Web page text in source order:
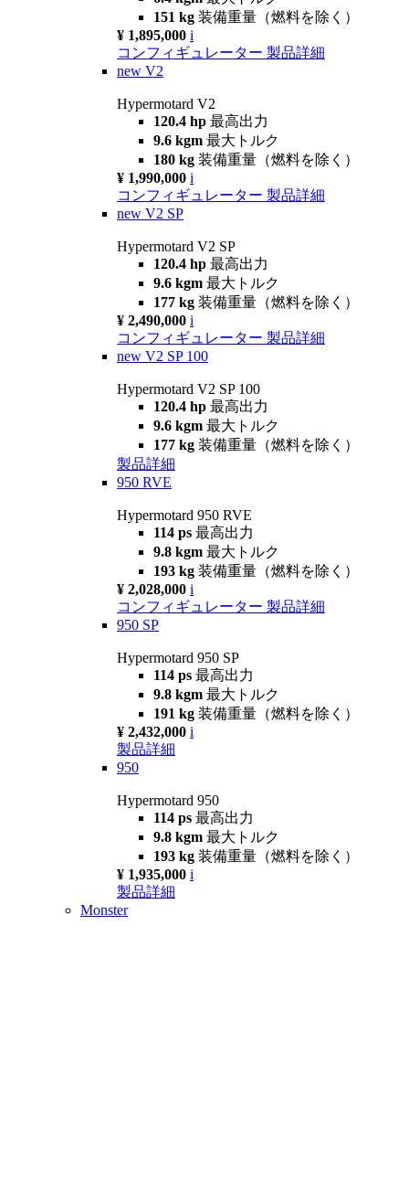
151 kg 装備重量（燃料を除く）
¥ 1,895,000 i
コンフィギュレーター 製品詳細
new V2
Hypermotard V2
120.4 hp 最高出力
9.6 kgm 最大トルク
180 kg 装備重量（燃料を除く）
¥ 1,990,000 i
コンフィギュレーター 製品詳細
new V2 SP
Hypermotard V2 SP
120.4 hp 最高出力
9.6 kgm 最大トルク
177 kg 装備重量（燃料を除く）
¥ 2,490,000 i
コンフィギュレーター 製品詳細
new V2 SP 100
Hypermotard V2 SP 100
120.4 hp 最高出力
9.6 kgm 最大トルク
177 kg 装備重量（燃料を除く）
製品詳細
950 RVE
Hypermotard 950 RVE
114 ps 最高出力
9.8 kgm 最大トルク
193 kg 装備重量（燃料を除く）
¥ 2,028,000 i
コンフィギュレーター 製品詳細
950 SP
Hypermotard 950 SP
114 ps 最高出力
9.8 kgm 最大トルク
191 kg 装備重量（燃料を除く）
¥ 2,432,000 i
製品詳細
950
Hypermotard 950
114 ps 最高出力
9.8 kgm 最大トルク
193 kg 装備重量（燃料を除く）
¥ 1,935,000 i
製品詳細
Monster